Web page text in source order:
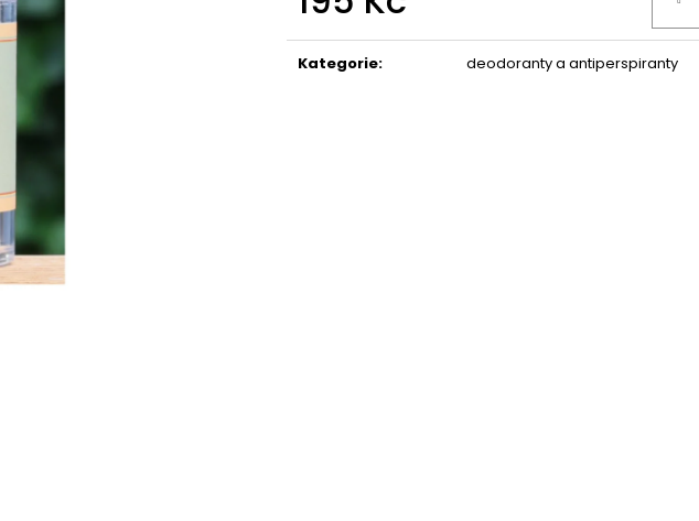
cena:
Kategorie: deodoranty a antiperspiranty
STABILIZOVANÁ KVĚTINA, VĚČNÁ RŮŽE
ANDĚL
389 Kč
STABILIZOVANÁ KVĚTINA, VĚČNÁ RŮŽE